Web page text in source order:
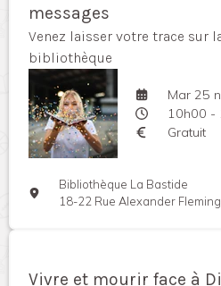
messages
Venez laisser votre trace sur
bibliothèque
Mar 25
10h00 -
Gratuit
Bibliothèque La Bastide
18-22 Rue Alexander
Vivre et mourir face à